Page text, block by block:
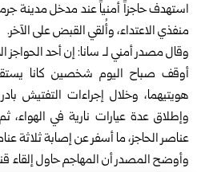
استهدف حاجزاً أمنياً عند مدخل مدينة
منفذي الاعتداء، وأُلقي القبض على الآخر.
وقال مصدر أمني لـ سانا: إن أحد الحواجز
أوقف صباح اليوم شخصين كانا
هويتيهما، وخلال إجراءات
وإطلاق عدة عيارات نارية في الهواء،
عناصر الحاجز، ما أسفر عن إصابة ثلاثة
وأوضح المصدر أن المهاجم حاول إلقاء